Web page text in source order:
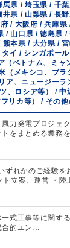
県 / 埼玉県 / 千
県 / 山梨県 / 長
/ 大阪府 / 兵庫
/ 山口県 / 徳島県 /
本県 / 大分県 /
イ / シンガポー
（ベトナム、ミャ
（メキシコ、ブ
ア、ニュージーラ
、ロシア等） / 中
リカ等） / その
力発電プロジェ
をまとめる業務
ずれかのご経験
ト立案、運営 ・陸
式工事等に関す
的エン…